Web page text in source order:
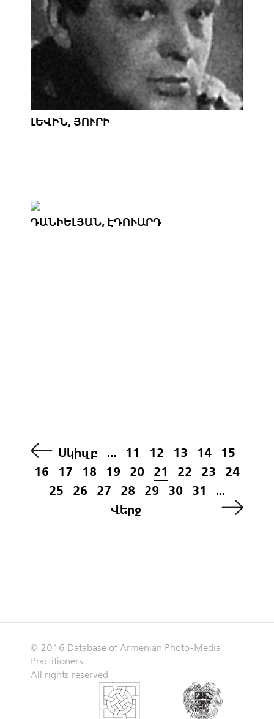
ԼԵՎԻՆ, ՅՈՒՐԻ
ԴԱՆԻԵԼՅԱՆ, ԷԴՈՒԱՐԴ
Սկիզբ ... 11 12 13 14
15
16
17 18 19 20 21 22 23
24
25
26 27 28 29 30 31
...
Վերջ
© 2016 Database of Armenian Photo-Media
Practitioners.
All rights reserved